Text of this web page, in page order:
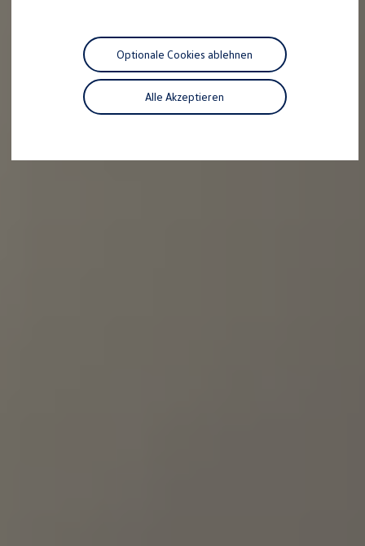
California App
California Lifestyle & Zubehör
Übernachten im California
Unternehmen
Karriere
Nachhaltigkeit
Alle Akzeptieren
Optionale Cookies ablehnen